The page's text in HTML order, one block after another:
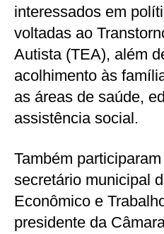
interessados em
voltadas ao
Autista (TEA), além
acolhimento às
as áreas de saúde,
assistência social.
Também
secretário municipal
Econômico e
presidente da